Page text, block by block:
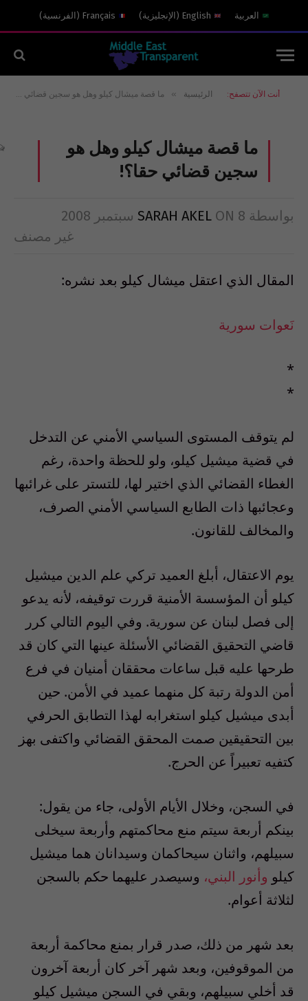
العربية English
( الإنجليزية)
Français
( الفرنسية)
أنت الآن تتصفح: الرئيسية » ما قصة ميشال كيلو وهل هو سجين قضائي حقا؟!
ما قصة ميشال كيلو وهل هو
سجين قضائي حقا؟!
بواسطة SARAH AKEL ON 8 سبتمبر 2008
غير مصنف
المقال الذي اعتقل ميشال كيلو بعد نشره:
نَعوات سورية
*
*
لم يتوقف المستوى السياسي الأمني عن التدخل
في قضية ميشيل كيلو، ولو للحظة واحدة، رغم
الغطاء القضائي الذي اختير لها، للتستر على غرائبها
وعجائبها ذات الطابع السياسي الأمني الصرف،
والمخالف للقانون.
يوم الاعتقال، أبلغ العميد تركي علم الدين ميشيل
كيلو أن المؤسسة الأمنية قررت توقيفه، لأنه يدعو
إلى فصل لبنان عن سورية. وفي اليوم التالي كرر
قاضي التحقيق القضائي الأسئلة عينها التي كان قد
طرحها عليه قبل ساعات محققان أمنيان في فرع
أمن الدولة رتبة كل منهما عميد في الأمن. حين
أبدى ميشيل كيلو استغرابه لهذا التطابق الحرفي
بين التحقيقين صمت المحقق القضائي واكتفى بهز
كتفيه تعبيراً عن الحرج.
في السجن، وخلال الأيام الأولى، جاء من يقول:
بينكم أربعة سيتم منع محاكمتهم وأربعة سيخلى
سبيلهم، واثنان سيحاكمان وسيدانان هما ميشيل
كيلو وأنور البني، وسيصدر عليهما حكم بالسجن
لثلاثة أعوام.
بعد شهر من ذلك، صدر قرار بمنع محاكمة أربعة
من الموقوفين، وبعد شهر آخر كان أربعة آخرون
قد أخلي سبيلهم، وبقي في السجن ميشيل كيلو